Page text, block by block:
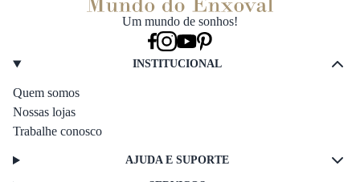
Um mundo de sonhos!
INSTITUCIONAL
Quem somos
Nossas lojas
Trabalhe conosco
AJUDA E SUPORTE